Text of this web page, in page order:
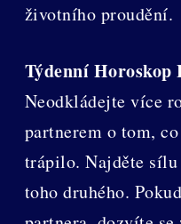
životního proudění.
Týdenní Horoskop
Neodkládejte více
partnerem o tom,
trápilo. Najděte sílu
toho druhého.